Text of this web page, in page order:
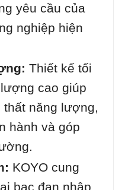
yêu cầu của
nghiệp hiện
Thiết kế tối
cao giúp
thất năng lượng,
hành và góp
KOYO cung
bạc đạn nhập